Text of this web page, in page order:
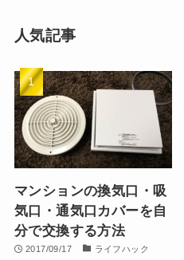
人気記事
マンションの換気口・吸
気口・通気口カバーを自
分で交換する方法
2017/09/17 ライフハック